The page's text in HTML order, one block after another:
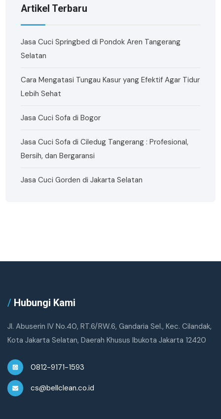
Artikel Terbaru
Jasa Cuci Springbed di Pondok Aren Tangerang
Selatan
Cara Mengatasi Tungau Kasur yang Efektif Agar Tidur
Lebih Sehat
Jasa Cuci Sofa di Bogor
Jasa Cuci Sofa di Ciledug Tangerang : Profesional,
Bersih, dan Bergaransi
Jasa Cuci Gorden di Jakarta Selatan
/ Hubungi Kami
Jl. Abuserin IV No.40, RT.6/RW.6, Gandaria Sel., Kec. Cilandak,
Kota Jakarta Selatan, Daerah Khusus Ibukota Jakarta 12420
0812-9171-1593
cs@bellclean.co.id